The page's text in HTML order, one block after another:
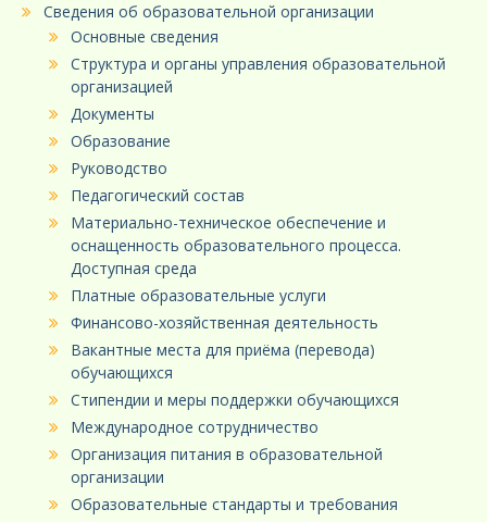
Сведения об образовательной организации
Основные сведения
Структура и органы управления образовательной
организацией
Документы
Образование
Руководство
Педагогический состав
Материально-техническое обеспечение и
оснащенность образовательного процесса.
Доступная среда
Платные образовательные услуги
Финансово-хозяйственная деятельность
Вакантные места для приёма (перевода)
обучающихся
Стипендии и меры поддержки обучающихся
Международное сотрудничество
Организация питания в образовательной
организации
Образовательные стандарты и требования